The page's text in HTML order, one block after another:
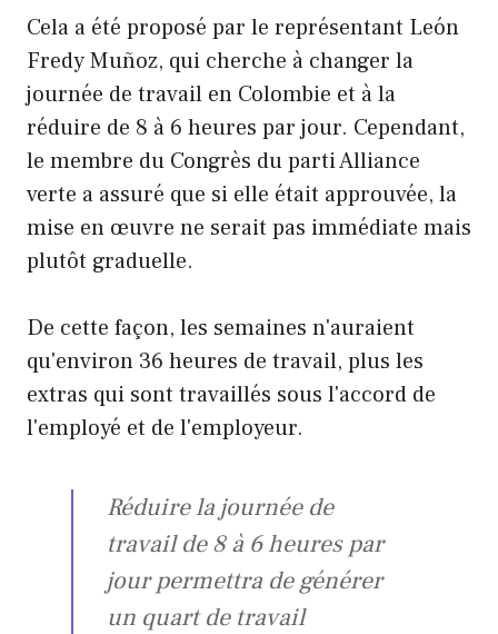
Cela a été proposé par le représentant León
Fredy Muñoz, qui cherche à changer la
journée de travail en Colombie et à la
réduire de 8 à 6 heures par jour. Cependant,
le membre du Congrès du parti Alliance
verte a assuré que si elle était approuvée, la
mise en œuvre ne serait pas immédiate mais
plutôt graduelle.
De cette façon, les semaines n'auraient
qu'environ 36 heures de travail, plus les
extras qui sont travaillés sous l'accord de
l'employé et de l'employeur.
Réduire la journée de
travail de 8 à 6 heures par
jour permettra de générer
un quart de travail